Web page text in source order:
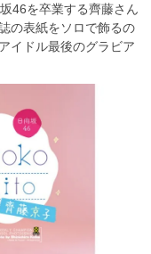
46を卒業する齊藤さん
の表紙をソロで飾るの
イドル最後のグラビア